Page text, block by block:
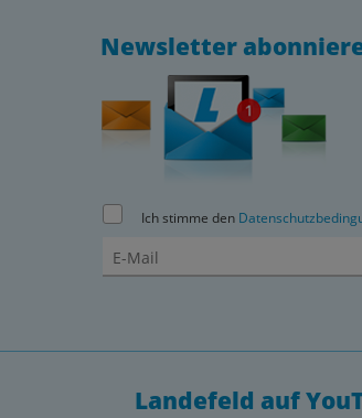
Newsletter
Ich stimme den
Landefeld auf